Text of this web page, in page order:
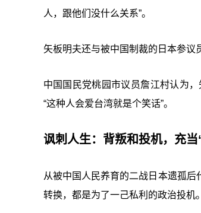
人，跟他们没什么关系”。
矢板明夫还与被中国制裁的日本参议
中国国民党桃园市议员詹江村认为
“这种人会爱台湾就是个笑话”。
讽刺人生：背叛和投机，充当
从被中国人民养育的二战日本遗孤后
转换，都是为了一己私利的政治投机。